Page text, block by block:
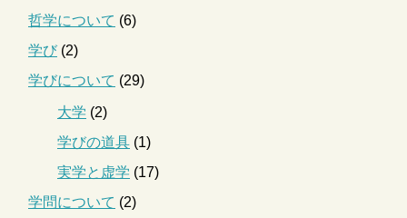
哲学について (6)
学び(2)
学びについて (29)
大学 (2)
学びの道具 (1)
実学と虚学 (17)
学問について (2)